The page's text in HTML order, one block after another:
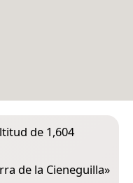
de 1,604
de la Cieneguilla»